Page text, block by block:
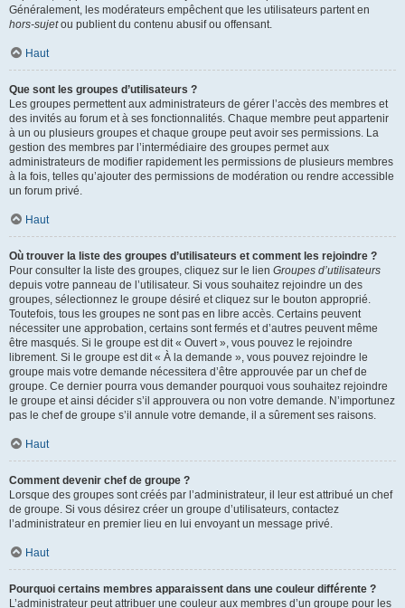
Généralement, les modérateurs empêchent que les utilisateurs partent en
hors-sujetou publient du contenu abusif ou offensant.
Haut
Que sont les groupes d’utilisateurs ?
Les groupes permettent aux administrateurs de gérer l’accès des membres et
des invités au forum et à ses fonctionnalités. Chaque membre peut appartenir
à un ou plusieurs groupes et chaque groupe peut avoir ses permissions. La
gestion des membres par l’intermédiaire des groupes permet aux
administrateurs de modifier rapidement les permissions de plusieurs membres
à la fois, telles qu’ajouter des permissions de modération ou rendre accessible
un forum privé.
Haut
Où trouver la liste des groupes d’utilisateurs et comment les rejoindre ?
Pour consulter la liste des groupes, cliquez sur le lien Groupes d’utilisateurs
depuis votre panneau de l’utilisateur. Si vous souhaitez rejoindre un des
groupes, sélectionnez le groupe désiré et cliquez sur le bouton approprié.
Toutefois, tous les groupes ne sont pas en libre accès. Certains peuvent
nécessiter une approbation, certains sont fermés et d’autres peuvent même
être masqués. Si le groupe est dit « Ouvert », vous pouvez le rejoindre
librement. Si le groupe est dit « À la demande », vous pouvez rejoindre le
groupe mais votre demande nécessitera d’être approuvée par un chef de
groupe. Ce dernier pourra vous demander pourquoi vous souhaitez rejoindre
le groupe et ainsi décider s’il approuvera ou non votre demande. N’importunez
pas le chef de groupe s’il annule votre demande, il a sûrement ses raisons.
Haut
Comment devenir chef de groupe ?
Lorsque des groupes sont créés par l’administrateur, il leur est attribué un chef
de groupe. Si vous désirez créer un groupe d’utilisateurs, contactez
l’administrateur en premier lieu en lui envoyant un message privé.
Haut
Pourquoi certains membres apparaissent dans une couleur différente ?
L’administrateur peut attribuer une couleur aux membres d’un groupe pour les